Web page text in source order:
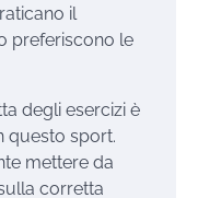
il
preferiscono le
degli esercizi è
questo sport.
mettere da
corretta